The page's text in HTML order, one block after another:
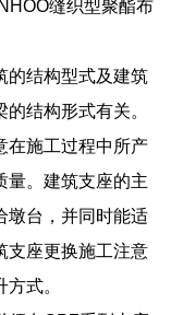
缝织型聚酯布
的结构型式及建筑
结构形式有关。
在施工过程中所产
量。建筑支座的主
墩台，并同时能适
支座更换施工注意
式。